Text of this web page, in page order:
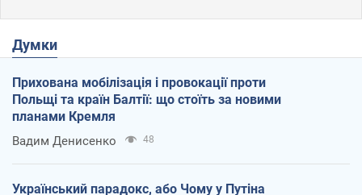
Думки
Прихована мобілізація і провокації проти
Польщі та країн Балтії: що стоїть за новими
планами Кремля
Вадим Денисенко 48
Український парадокс, або Чому у Путіна